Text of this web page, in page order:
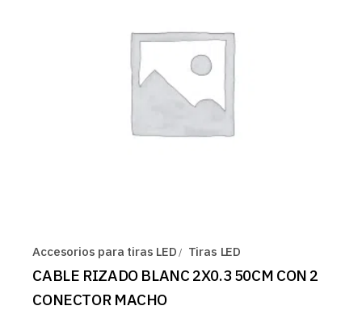
Accesorios para tiras LED Tiras LED
CABLE RIZADO BLANC 2X0.3 50CM CON 2
CONECTOR MACHO